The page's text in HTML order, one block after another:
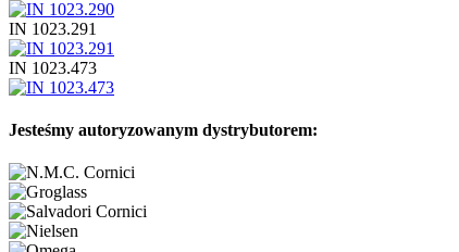
IN 1023.291
IN 1023.473
Jesteśmy autoryzowanym dystrybutorem: